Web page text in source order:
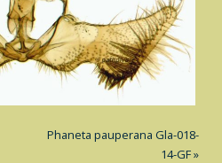
Phaneta pauperana Gla-018-
14-GF»